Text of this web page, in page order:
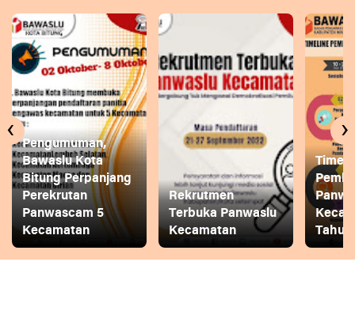
Pengumuman,
Bawaslu Kota
Bitung Perpanjang
Perekrutan
Panwascam 5
Kecamatan
Rekrutmen
Terbuka Panwaslu
Kecamatan
Tahun
‹ ›